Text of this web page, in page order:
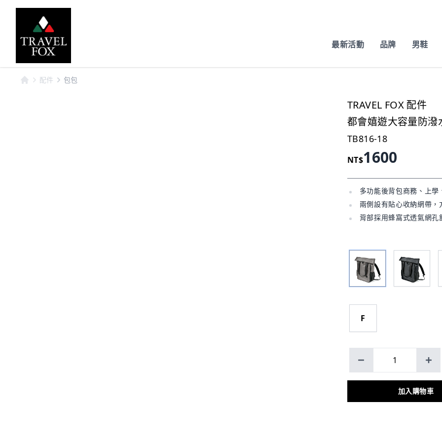
最新活動 品牌 男鞋
配件 包包
TRAVEL FOX 配件
都會嬉遊大容量防
TB816-18
NT$1600
多功能後背包商務、上
兩側設有貼心收納網帶
背部採用蜂窩式透氣網孔
F
1
加入購物車